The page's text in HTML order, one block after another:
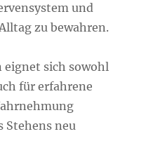
und
zu bewahren.
sich sowohl
für erfahrene
Stehens neu